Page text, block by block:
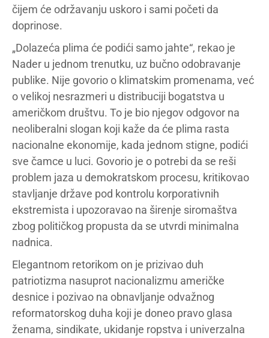
čijem će održavanju uskoro i sami početi da
doprinose.
„Dolazeća plima će podići samo jahte“, rekao je
Nader u jednom trenutku, uz bučno odobravanje
publike. Nije govorio o klimatskim promenama, već
o velikoj nesrazmeri u distribuciji bogatstva u
američkom društvu. To je bio njegov odgovor na
neoliberalni slogan koji kaže da će plima rasta
nacionalne ekonomije, kada jednom stigne, podići
sve čamce u luci. Govorio je o potrebi da se reši
problem jaza u demokratskom procesu, kritikovao
stavljanje države pod kontrolu korporativnih
ekstremista i upozoravao na širenje siromaštva
zbog političkog propusta da se utvrdi minimalna
nadnica.
Elegantnom retorikom on je prizivao duh
patriotizma nasuprot nacionalizmu američke
desnice i pozivao na obnavljanje odvažnog
reformatorskog duha koji je doneo pravo glasa
ženama, sindikate, ukidanje ropstva i univerzalna